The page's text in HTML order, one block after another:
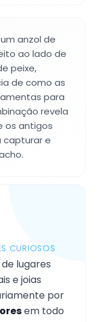
anzol de
ao lado de
peixe,
de como as
para
revela
os antigos
capturar e
CURIOSOS
lugares
e joias
por
em todo